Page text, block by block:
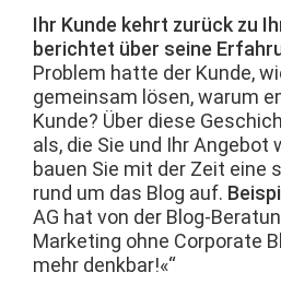
Ihr Kunde kehrt zurück zu
berichtet über seine
Prob­lem hat­te der Kunde,
gemein­sam lösen, warum
Kunde? Über diese
als, die Sie und Ihr Ange­bot
bauen Sie mit der Zeit eine
rund um das Blog auf.
AG hat von der Blog-
Mar­ket­ing ohne Cor­po­rate
mehr denkbar!«“